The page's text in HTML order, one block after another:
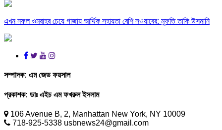
এখন নফল ওমরাহর চেয়ে গাজায় আর্থিক সহায়তা বেশি সওয়াবের: মুফতি তাকি উসমানি
সম্পাদক: এম জেড ফয়সাল
প্রকাশক: ডাঃ এইচ এম ফখরুল ইসলাম
106 Avenue B, 2, Manhattan New York, NY 10009
718-925-5338 usbnews24@gmail.com